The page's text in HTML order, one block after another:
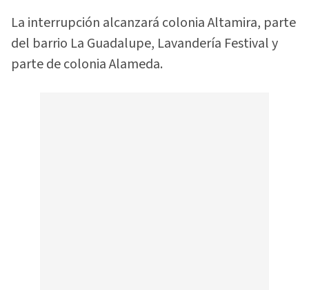
La interrupción alcanzará colonia Altamira, parte
del barrio La Guadalupe, Lavandería Festival y
parte de colonia Alameda.